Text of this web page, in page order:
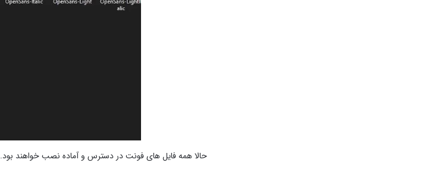
حالا همه فایل های فونت در دسترس و آماده نصب خواهند بود.